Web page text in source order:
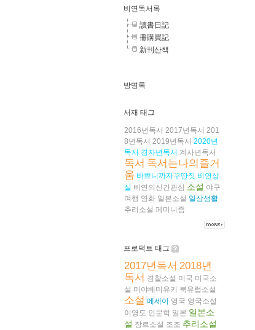
비연독서록
讀書日記
冊購買記
新刊산책
방명록
서재 태그
2016년독서 2017년독서 201
8년독서 2019년독서 2020년
독서 경자년독서 계사년독서
독서 독서는나의즐거
움 바쁘니까자꾸딴짓 비연상
실 비연의신간관심 소설 야구
여행 영화 일본소설 일상생활
추리소설 페미니즘
프로덕트 태그
2017년독서 2018년
독서 경찰소설 미국 미국소
설 미야베미유키 북유럽소설
소설 에세이 영국 영국소설
이영도 인문학 일본 일본소
설 장르소설 조조 추리소설